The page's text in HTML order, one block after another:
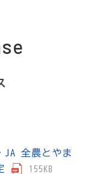
JA 全農とやま
155KB